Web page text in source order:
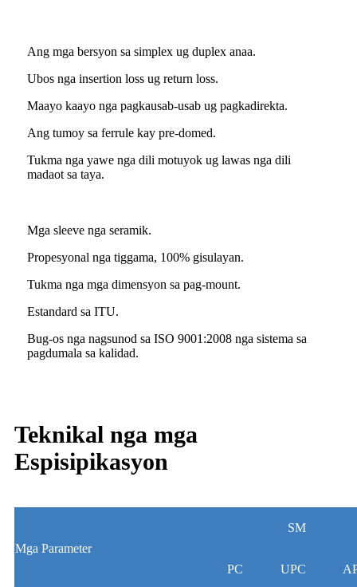
Ang mga bersyon sa simplex ug duplex anaa.
Ubos nga insertion loss ug return loss.
Maayo kaayo nga pagkausab-usab ug pagkadirekta.
Ang tumoy sa ferrule kay pre-domed.
Tukma nga yawe nga dili motuyok ug lawas nga dili
madaot sa taya.
Mga sleeve nga seramik.
Propesyonal nga tiggama, 100% gisulayan.
Tukma nga mga dimensyon sa pag-mount.
Estandard sa ITU.
Bug-os nga nagsunod sa ISO 9001:2008 nga sistema sa
pagdumala sa kalidad.
Teknikal nga mga
Espisipikasyon
Mga Parameter
SM
PC UPC